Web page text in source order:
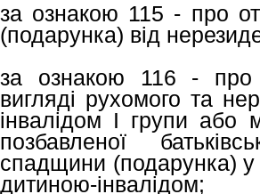
за ознакою 115 - про
(подарунка) від
за ознакою 116 - про
вигляді рухомого та
інвалідом І групи або
позбавленої
спадщини (подарунка) у
дитиною-інвалідом;